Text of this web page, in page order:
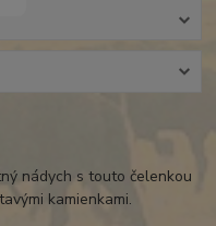
nádych s touto čelenkou
kamienkami.